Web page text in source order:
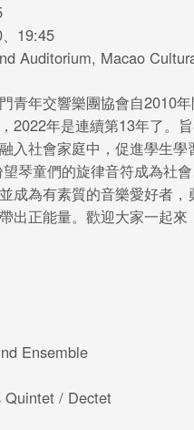
19:45
Auditorium, Macao
青年交響樂團協會自2010
2022年是連續第13年了。
入社會家庭中，促進學生學
琴童們的旋律音符成為社
成為有素質的音樂愛好者
出正能量。歡迎大家一起
Ensemble
Quintet / Dectet